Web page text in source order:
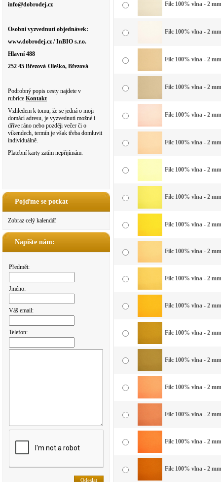
info@dobrodej.cz
Osobní vyzvednutí objednávek:
www.dobrodej.cz / InBIO s.r.o.
Hlavní 488
252 45 Březová-Oleško, Březová
Podrobný popis cesty najdete v
rubrice Kontakt
Vzhledem k tomu, že se jedná o moji
domácí adresu, je vyzvednutí možné i
dříve ráno nebo později večer či o
víkendech, termín je však třeba domluvit
individuálně.
Platební karty zatím nepřijímám.
Pojďme se potkat
Zobraz celý kalendář
Napište nám:
Předmět:
Jméno:
Váš email:
Telefon:
Filc 100% vlna - 2
Filc 100% vlna - 2
Filc 100% vlna - 2
Filc 100% vlna - 2
Filc 100% vlna - 2
Filc 100% vlna - 2
Filc 100% vlna - 2
Filc 100% vlna - 2
Filc 100% vlna - 2
Filc 100% vlna - 2
Filc 100% vlna - 2
Filc 100% vlna - 2
Filc 100% vlna - 2
Filc 100% vlna - 2
Filc 100% vlna - 2
Filc 100% vlna - 2
Filc 100% vlna - 2
Filc 100% vlna - 2